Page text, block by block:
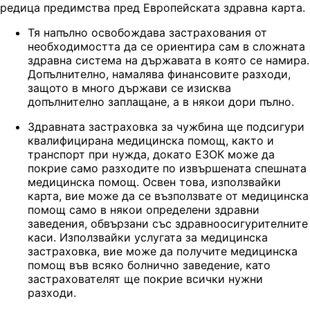
редица предимства пред Европейската здравна карта.
Тя напълно освобождава застрахования от
необходимостта да се ориентира сам в сложната
здравна система на държавата в която се намира.
Допълнително, намалява финансовите разходи,
защото в много държави се изисква
допълнително заплащане, а в някои дори пълно.
Здравната застраховка за чужбина ще подсигури
квалифицирана медицинска помощ, както и
транспорт при нужда, докато ЕЗОК може да
покрие само разходите по извършената спешната
медицинска помощ. Освен това, използвайки
карта, вие може да се възползвате от медицинска
помощ само в някои определени здравни
заведения, обвързани със здравноосигурителните
каси. Използвайки услугата за медицинска
застраховка, вие може да получите медицинска
помощ във всяко болнично заведение, като
застрахователят ще покрие всички нужни
разходи.